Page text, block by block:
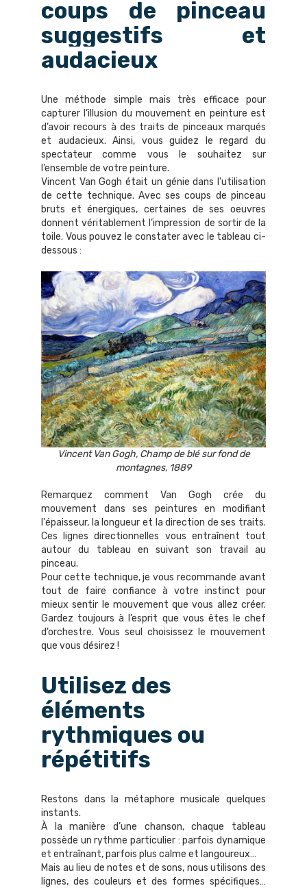
coups de pinceau
suggestifs et
audacieux
Une méthode simple mais très efficace pour
capturer l’illusion du mouvement en peinture est
d’avoir recours à des traits de pinceaux marqués
et audacieux. Ainsi, vous guidez le regard du
spectateur comme vous le souhaitez sur
l’ensemble de votre peinture.
Vincent Van Gogh était un génie dans l'utilisation
de cette technique. Avec ses coups de pinceau
bruts et énergiques, certaines de ses oeuvres
donnent véritablement l’impression de sortir de la
toile. Vous pouvez le constater avec le tableau ci-
dessous :
Vincent Van Gogh, Champ de blé sur fond de
montagnes, 1889
Remarquez comment Van Gogh crée du
mouvement dans ses peintures en modifiant
l'épaisseur, la longueur et la direction de ses traits.
Ces lignes directionnelles vous entraînent tout
autour du tableau en suivant son travail au
pinceau.
Pour cette technique, je vous recommande avant
tout de faire confiance à votre instinct pour
mieux sentir le mouvement que vous allez créer.
Gardez toujours à l’esprit que vous êtes le chef
d’orchestre. Vous seul choisissez le mouvement
que vous désirez !
Utilisez des
éléments
rythmiques ou
répétitifs
Restons dans la métaphore musicale quelques
instants.
À la manière d’une chanson, chaque tableau
possède un rythme particulier : parfois dynamique
et entraînant, parfois plus calme et langoureux…
Mais au lieu de notes et de sons, nous utilisons des
lignes, des couleurs et des formes spécifiques…